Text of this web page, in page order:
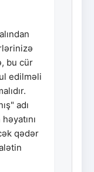
bu cür
edilməli
adı
qədər